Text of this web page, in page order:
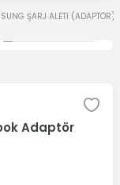
ŞARJ ALETİ (ADAPTÖR)
Adaptör